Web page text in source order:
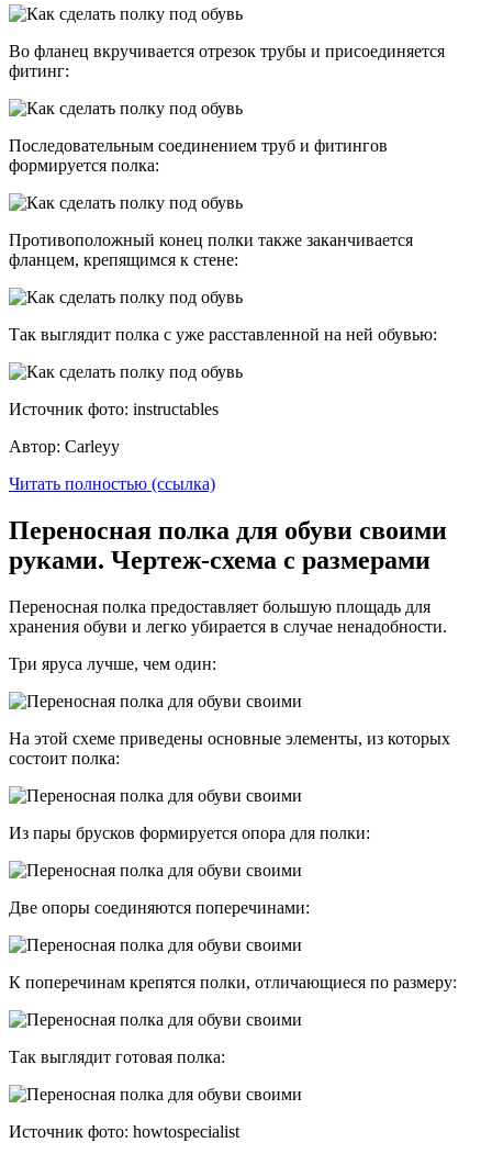
Во фланец вкручивается отрезок трубы и присоединяется
фитинг:
Последовательным соединением труб и фитингов
формируется полка:
Противоположный конец полки также заканчивается
фланцем, крепящимся к стене:
Так выглядит полка с уже расставленной на ней обувью:
Источник фото: instructables
Автор: Carleyy
Читать полностью (ссылка)
Переносная полка для обуви своими
руками. Чертеж-схема с размерами
Переносная полка предоставляет большую площадь для
хранения обуви и легко убирается в случае ненадобности.
Три яруса лучше, чем один:
На этой схеме приведены основные элементы, из которых
состоит полка:
Из пары брусков формируется опора для полки:
Две опоры соединяются поперечинами:
К поперечинам крепятся полки, отличающиеся по размеру:
Так выглядит готовая полка:
Источник фото: howtospecialist